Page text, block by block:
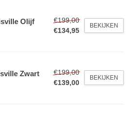
Olijf
€199,00
€134,95
BEKIJKEN
Zwart
€199,00
€139,00
BEKIJKEN